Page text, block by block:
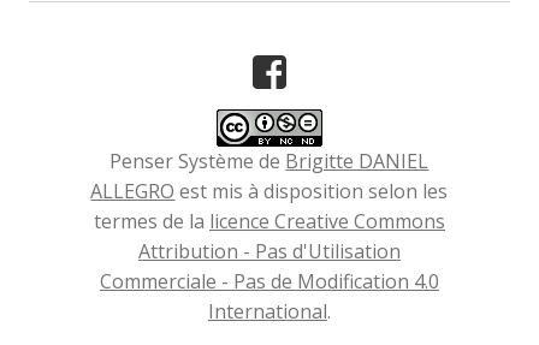
Facebook
Penser Système de Brigitte DANIEL
ALLEGRO est mis à disposition selon les
termes de la licence Creative Commons
Attribution - Pas d'Utilisation
Commerciale - Pas de Modification 4.0
International.